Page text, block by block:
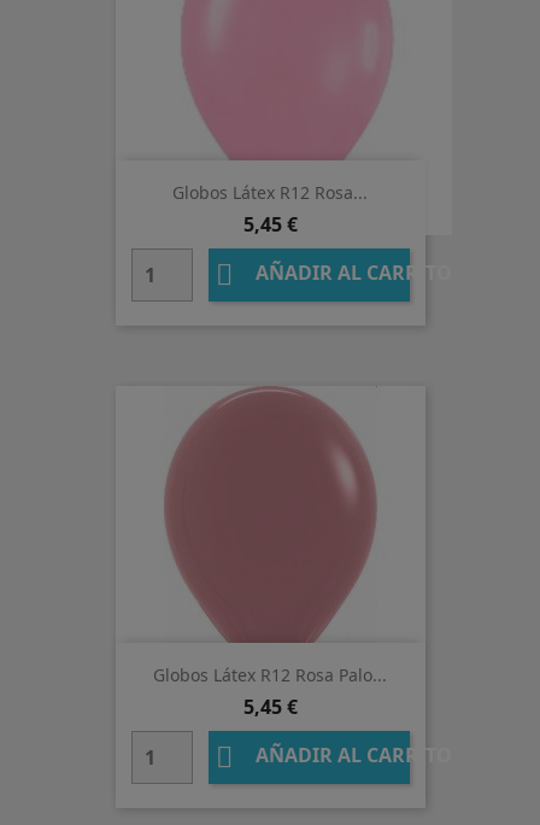
Globos Látex R12 Rosa...
Precio
5,45 €
 AÑADIR AL CARRITO
Globos Látex R12 Rosa Palo...
Precio
5,45 €
 AÑADIR AL CARRITO